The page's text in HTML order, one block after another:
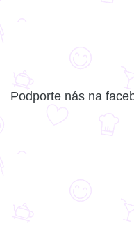
Podporte nás na